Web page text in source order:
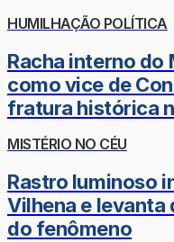
HUMILHAÇÃO POLÍTICA
Racha interno do
como vice de
fratura histórica
MISTÉRIO NO CÉU
Rastro luminoso
Vilhena e levanta
do fenômeno